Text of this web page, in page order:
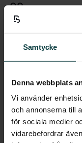
Samtycke
Denna webbplats
Vi använder
och annonserna till
för sociala medier
vidarebefordrar
22
3 rum och
Välkommen till
balkong i härligt
och en stor
praktiska
Hallen tar dig